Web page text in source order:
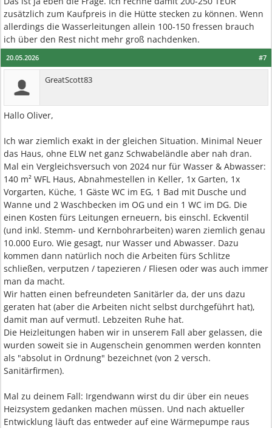
zusätzlich zum Kaufpreis in die Hütte stecken zu können. Wenn
allerdings die Wasserleitungen allein 100-150 fressen brauch
ich über den Rest nicht mehr groß nachdenken.
#7
20.05.2026
GreatScott83
Hallo Oliver,
Ich war ziemlich exakt in der gleichen Situation. Minimal Neuer
das Haus, ohne ELW net ganz Schwabeländle aber nah dran.
Mal ein Vergleichsversuch von 2024 nur für Wasser & Abwasser:
140 m² WFL Haus, Abnahmestellen in Keller, 1x Garten, 1x
Vorgarten, Küche, 1 Gäste WC im EG, 1 Bad mit Dusche und
Wanne und 2 Waschbecken im OG und ein 1 WC im DG. Die
einen Kosten fürs Leitungen erneuern, bis einschl. Eckventil
(und inkl. Stemm- und Kernbohrarbeiten) waren ziemlich genau
10.000 Euro. Wie gesagt, nur Wasser und Abwasser. Dazu
kommen dann natürlich noch die Arbeiten fürs Schlitze
schließen, verputzen / tapezieren / Fliesen oder was auch immer
man da macht.
Wir hatten einen befreundeten Sanitärler da, der uns dazu
geraten hat (aber die Arbeiten nicht selbst durchgeführt hat),
damit man auf vermutl. Lebzeiten Ruhe hat.
Die Heizleitungen haben wir in unserem Fall aber gelassen, die
wurden soweit sie in Augenschein genommen werden konnten
als "absolut in Ordnung" bezeichnet (von 2 versch.
Sanitärfirmen).
Mal zu deinem Fall: Irgendwann wirst du dir über ein neues
Heizsystem gedanken machen müssen. Und nach aktueller
Entwicklung läuft das entweder auf eine Wärmepumpe raus